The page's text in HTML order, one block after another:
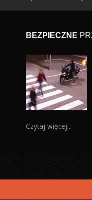
Jesteś tutaj: Home .
BEZPIECZNE